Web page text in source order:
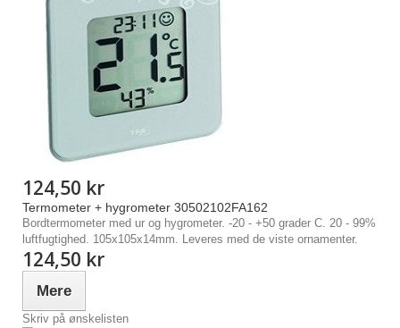
124,50 kr
Termometer + hygrometer 30502102FA162
Bordtermometer med ur og hygrometer. -20 - +50 grader C. 20 - 99%
luftfugtighed. 105x105x14mm. Leveres med de viste ornamenter.
124,50 kr
Mere
Skriv på ønskelisten